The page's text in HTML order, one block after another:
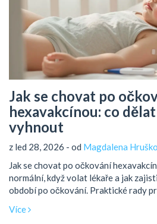
Jak se chovat po
hexavakcínou: co
vyhnout
z led 28, 2026 - od Magdalena
Jak se chovat po očkování
normální, když volat lékaře a jak
období po očkování. Praktické rady
Více